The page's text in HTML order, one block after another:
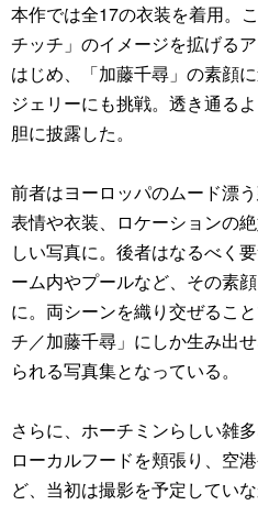
本作では全17の衣装を着用。
チッチ」のイメージを拡げる
はじめ、「加藤千尋」の素顔
ジェリーにも挑戦。透き通る
胆に披露した。
前者はヨーロッパのムード漂
表情や衣装、ロケーションの
しい写真に。後者はなるべく
ーム内やプールなど、その素
に。両シーンを織り交ぜるこ
チ／加藤千尋」にしか生み出
られる写真集となっている。
さらに、ホーチミンらしい雑
ローカルフードを頬張り、空
ど、当初は撮影を予定してい